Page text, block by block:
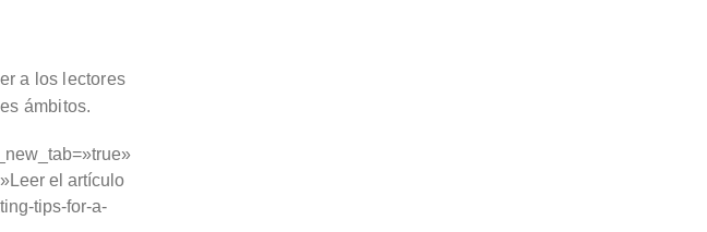
a los lectores
ámbitos.
el artículo
tips-for-a-